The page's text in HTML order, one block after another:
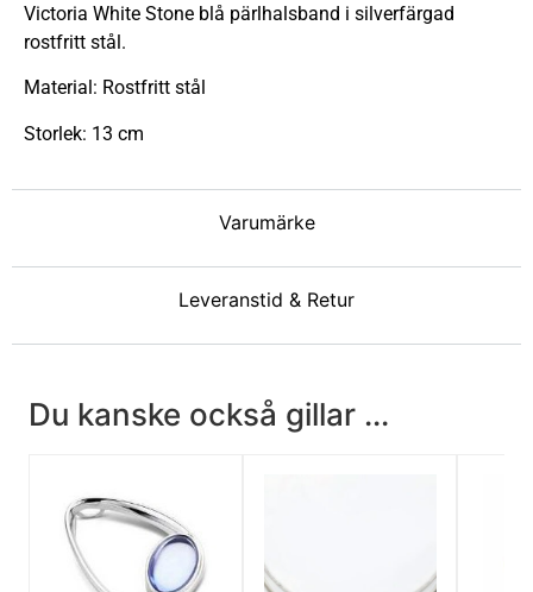
Varumärke
Leveranstid & Retur
Victoria White Stone blå pärlhalsband i silverfärgad
rostfritt stål.
Material: Rostfritt stål
Storlek: 13 cm
Du kanske också gillar ...